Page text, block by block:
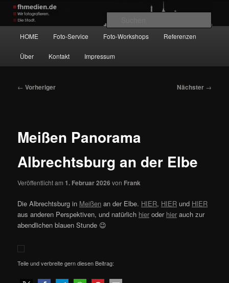
Zum
primären
Inhalt
springen
Wir fotografieren die Hauptstadt!
HOME Foto-Service Foto-Workshops Referenzen
Über Kontakt Impressum
Beitragsnavigation
← Vorheriger Nächster →
Meißen Panorama
Albrechtsburg an der Elbe
Veröffentlicht am 1. Februar 2026 von Frank
Die Albrechtsburg in Meißen an der Elbe. HIER, HIER und HIER
aus anderen Perspektiven, und natürlich hier oder hier auch zur
abendlichen blauen Stunde 😉
Teile und verbreite gern diesen Beitrag: